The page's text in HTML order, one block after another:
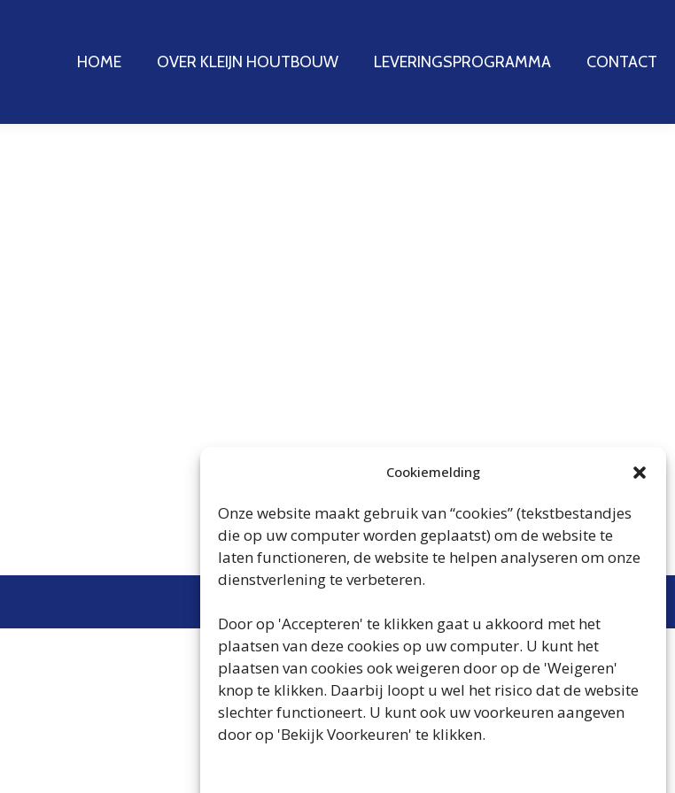
Cookiemelding
Onze website maakt gebruik van “cookies” (tekstbestandjes
die op uw computer worden geplaatst) om de website te
laten functioneren, de website te helpen analyseren om onze
dienstverlening te verbeteren.
Door op 'Accepteren' te klikken gaat u akkoord met het
plaatsen van deze cookies op uw computer. U kunt het
plaatsen van cookies ook weigeren door op de 'Weigeren'
knop te klikken. Daarbij loopt u wel het risico dat de website
slechter functioneert. U kunt ook uw voorkeuren aangeven
door op 'Bekijk Voorkeuren' te klikken.
HOME OVER KLEIJN HOUTBOUW LEVERINGSPROGRAMMA CONTACT
HOME OVER KLEIJN HOUTBOUW LEVERINGSPROGRAMMA CONTACT